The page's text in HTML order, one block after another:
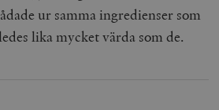
ur samma ingredienser som
lika mycket värda som de.